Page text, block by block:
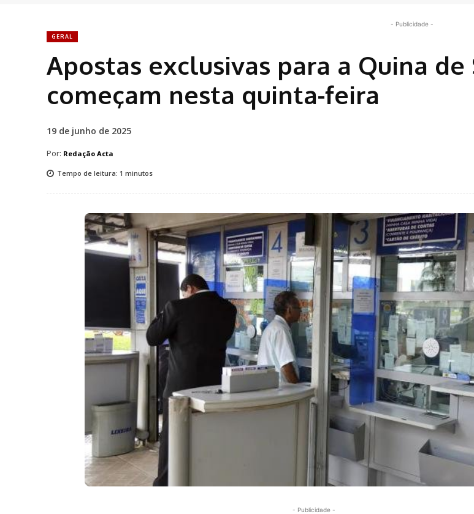
- Publicidade -
GERAL
Apostas exclusivas para a Quina de
começam nesta quinta-feira
19 de junho de 2025
Por: Redação Acta
Tempo de leitura: 1 minutos
- Publicidade -